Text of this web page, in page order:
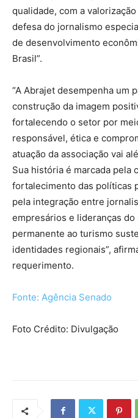
qualidade, com a
defesa do jornalismo
de desenvolvimento
Brasil”.
“A Abrajet desempenha um
construção da imagem
fortalecendo o setor por
responsável, ética e
atuação da associação vai
Sua história é marcada pela
fortalecimento das políticas
pela integração entre
empresários e lideranças
permanente ao turismo
identidades regionais”,
requerimento.
Fonte: Agência Senado
Foto Crédito: Divulgação